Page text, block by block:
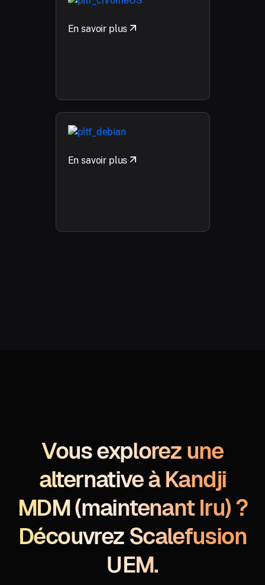
En savoir plus
En savoir plus
Vous explorez une
alternative à Kandji
MDM (maintenant Iru) ?
Découvrez Scalefusion
UEM.